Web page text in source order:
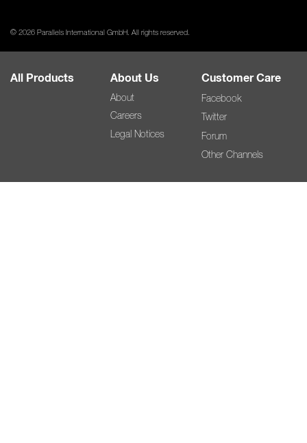
© 2026 Parallels International GmbH. All rights reserved.
All Products About Us
About
Careers
Legal Notices
Customer Care
Facebook
Twitter
Forum
Other Channels